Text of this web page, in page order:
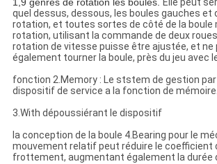
1,9 genres de rotation les boules. Elle peut
quel dessus, dessous, les boules gauches et
rotation, et toutes sortes de côté de la boule
rotation, utilisant la commande de deux
rotation de vitesse puisse être ajustée, et ne
également tourner la boule, près du jeu avec
fonction 2.Memory : Le ststem de gestion
dispositif de service a la fonction de mémoire.
3.With dépoussiérant le dispositif
la conception de la boule 4.Bearing pour le
mouvement relatif peut réduire le coefficient
frottement, augmentant également la durée